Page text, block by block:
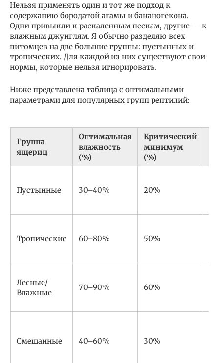
Нельзя применять один и тот же подход к
содержанию бородатой агамы и бананогекона.
Одни привыкли к раскаленным пескам, другие — к
влажным джунглям. Я обычно разделяю всех
питомцев на две большие группы: пустынных и
тропических. Для каждой из них существуют свои
нормы, которые нельзя игнорировать.
Ниже представлена таблица с оптимальными
параметрами для популярных групп рептилий:
Группа
ящериц
Оптимальная
влажность
(%)
Критический
минимум
(%)
Пустынные 30–40% 20%
Тропические 60–80% 50%
Лесные/
Влажные
70–90% 60%
Смешанные 40–60% 30%